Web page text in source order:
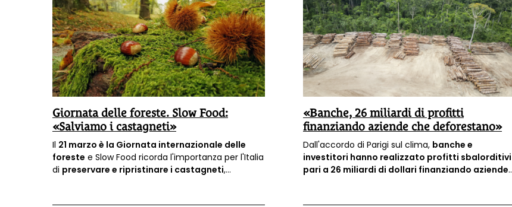
Giornata delle foreste. Slow Food:
«Salviamo i castagneti»
Il 21 marzo è la Giornata internazionale delle
foreste e Slow Food ricorda l'importanza per l'Italia
di preservare e ripristinare i castagneti,
«Banche, 26 miliardi di profitti
finanziando aziende che deforestano»
Dall'accordo di Parigi sul clima, banche e
investitori hanno realizzato profitti sbalorditivi
pari a 26 miliardi di dollari finanziando aziende